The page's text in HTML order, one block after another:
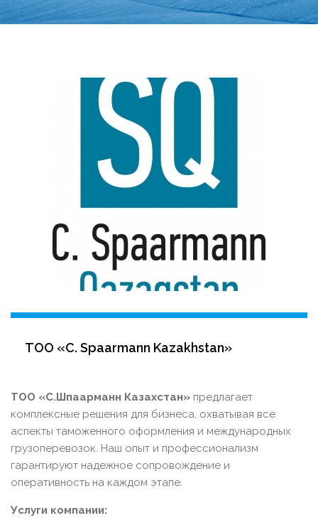
ТОО «C. Spaarmann Kazakhstan»
ТОО «С.Шпаарманн Казахстан» предлагает
комплексные решения для бизнеса, охватывая все
аспекты таможенного оформления и международных
грузоперевозок. Наш опыт и профессионализм
гарантируют надежное сопровождение и
оперативность на каждом этапе.
Услуги компании: